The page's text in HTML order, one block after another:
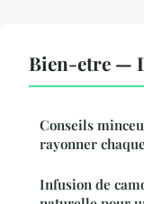
Bien-etre —
Conseils
rayonner
Infusion de